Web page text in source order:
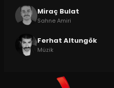
Miraç Bulat
Sahne Amiri
Ferhat Altungök
Müzik